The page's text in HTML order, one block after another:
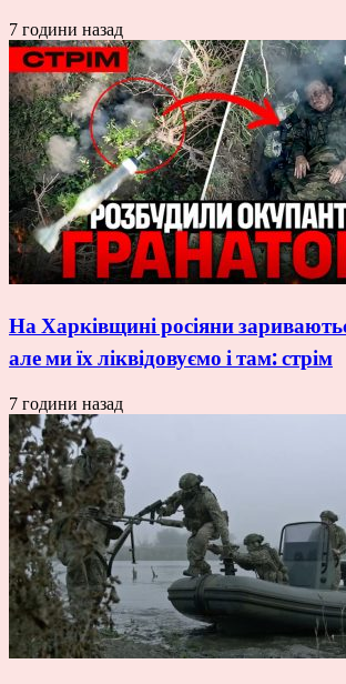
7 години назад
На Харківщині росіяни
але ми їх ліквідовуємо і там: стрім
7 години назад